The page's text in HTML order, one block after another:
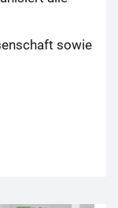
sowie